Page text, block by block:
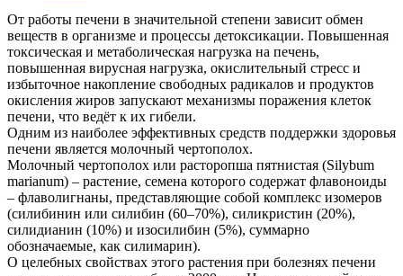
От работы печени в значительной степени зависит обмен
веществ в организме и процессы детоксикации. Повышенная
токсическая и метaболическая нагрузка на печень,
повышенная вирусная нагрузка, окислительный стресс и
избыточное накопление свободных радикалов и продуктов
окисления жиров запускают механизмы поражения клеток
печени, что ведёт к их гибели.
Одним из наиболее эффективных средств поддержки здоровья
печени является молочный чертополох.
Молочный чертополох или расторопша пятнистая (Silybum
marianum) – растение, семена которого содержат флавоноиды
– флаволигнаны, представляющие собой комплекс изомеров
(силибинин или силибин (60–70%), силикристин (20%),
силидианин (10%) и изосилибин (5%), суммарно
обозначаемые, как силимарин).
О целебных свойствах этого растения при болезнях печени